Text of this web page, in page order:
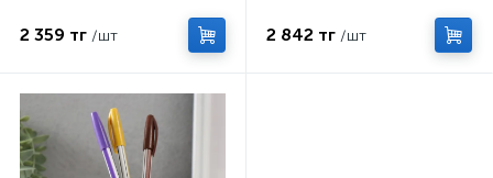
чёрный
2 359 тг /шт 2 842 тг /шт